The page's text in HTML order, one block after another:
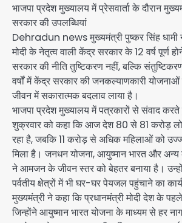
भाजपा प्रदेश मुख्यालय में प्रेसवार्ता के दौरान
सरकार की उपलब्धियां
Dehradun news मुख्यमंत्री पुष्कर सिंह धामी
मोदी के नेतृत्व वाली केंद्र सरकार के 12 वर्ष पूर्ण
सरकार की नीति तुष्टिकरण नहीं, बल्कि
वर्षों में केंद्र सरकार की जनकल्याणकारी
जीवन में सकारात्मक बदलाव लाया है।
भाजपा प्रदेश मुख्यालय में पत्रकारों से संवाद
शुक्रवार को कहा कि आज देश 80 से 81 करोड़
रहा है, जबकि 11 करोड़ से अधिक महिलाओं को
मिला है। जनधन योजना, आयुष्मान भारत और
ने आमजन के जीवन स्तर को बेहतर बनाया है।
पर्वतीय क्षेत्रों में भी घर-घर पेयजल पहुंचाने का
मुख्यमंत्री ने कहा कि प्रधानमंत्री मोदी देश के
जिन्होंने आयुष्मान भारत योजना के माध्यम से हर